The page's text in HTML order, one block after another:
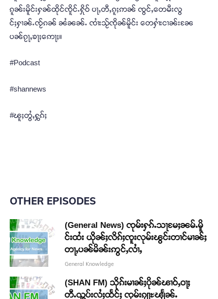
ၵူၼ်းမိူင်းႁၼ်ထိုင်ၸိူင်ႉႁိုဝ် ပႃႇတီႇၵူႈဢၼ် ၸွင်ႇတေမီးလွ
င်ႈႁၢၼ်ႉၸႂ်ၵၼ် ၼႆၼၼ်ႉ ၸၢႆးသႂ်ၸိုၼ်မိူင်း တေႁၢႆးငၢၼ်းၼႄ
ပၼ်ၵႂႃႇၶႃႈဢေႃႈ။
#Podcast
#shannews
#ၽူႈတွႆႇႁွၵ်ႈ
OTHER EPISODES
(General News) ၸုမ်းႁၵ်ႉသႃမႄႈၼမ်ႉမိူ
င်းထႆး ယိုၼ်ႈလိၵ်ႈၸူးလုမ်းၽွင်းတၢင်မၢၼ်ႈ
တႃႇပၼ်မိၼ်းဢွင်ႇလၢႆႇ
General Knowledge
(SHAN FM) သိုၵ်းမၢၼ်ႈပိုၼ်ၽၢဝ်ႇဝႃႈ
တီႉၺွပ်းလႆႈထႅင်ႈ ၸုမ်းၵျႃႊၽျႅၼ်ႉ